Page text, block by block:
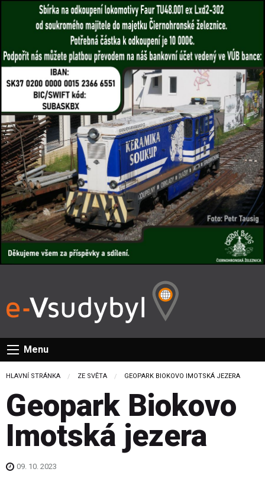
Menu
HLAVNÍ STRÁNKA ZE SVĚTA CURRENT:
GEOPARK BIOKOVO IMOTSKÁ JEZERA
Geopark Biokovo
Imotská jezera
09. 10. 2023